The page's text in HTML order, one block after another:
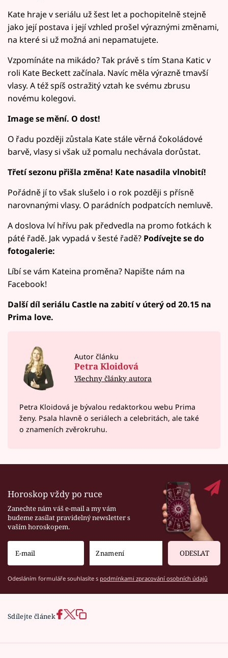
Kate hraje v seriálu už šest let a pochopitelně stejně
jako její postava i její vzhled prošel výraznými změnami,
na které si už možná ani nepamatujete.
Vzpomínáte na mikádo? Tak právě s tím Stana Katic v
roli Kate Beckett začínala. Navíc měla výrazně tmavší
vlasy. A též spíš ostražitý vztah ke svému zbrusu
novému kolegovi.
Image se mění. O dost!
O řadu později zůstala Kate stále věrná čokoládové
barvě, vlasy si však už pomalu nechávala dorůstat.
Třetí sezonu přišla změna! Kate nasadila vlnobití!
Pořádně jí to však slušelo i o rok později s přísně
narovnanými vlasy. O parádních podpatcích nemluvě.
A doslova lví hřívu pak předvedla na promo fotkách k
páté řadě. Jak vypadá v šesté řadě? Podívejte se do
fotogalerie:
Líbí se vám Kateina proměna? Napište nám na
Facebook!
Další díl seriálu Castle na zabití v úterý od 20.15 na
Prima love.
Autor článku
Petra Kloidová
Všechny články autora
Petra Kloidová je bývalou redaktorkou webu Prima
ženy. Psala hlavně o seriálech a celebritách, ale také
o znameních zvěrokruhu.
Horoskop vždy po ruce
Zanechte nám váš e-mail a my vám
budeme zasílat pravidelný newsletter s
vaším horoskopem.
ODESLAT
Odesláním formuláře souhlasíte s podmínkami zpracování osobních údajů
Sdílejte článek